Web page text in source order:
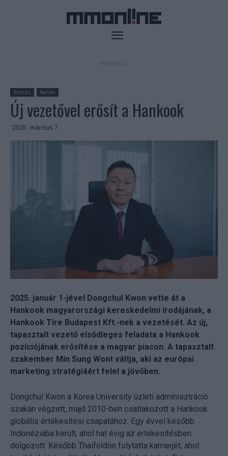
Biznisz Karrier
Új vezetővel erősít a Hankook
2025. március 7.
2025. január 1-jével Dongchul Kwon vette át a
Hankook magyarországi kereskedelmi irodájának, a
Hankook Tire Budapest Kft.-nek a vezetését. Az új,
tapasztalt vezető elsődleges feladata a Hankook
pozíciójának erősítése a magyar piacon. A tapasztalt
szakember Min Sung Wont váltja, aki az európai
marketing stratégiáért felel a jövőben.
Dongchul Kwon a Korea University üzleti adminisztráció
szakán végzett, majd 2010-ben csatlakozott a Hankook
globális értékesítési csapatához. Egy évvel később
Indonéziába került, ahol hat évig az értékesítésben
dolgozott. Később Thaiföldön folytatta karrierjét, ahol